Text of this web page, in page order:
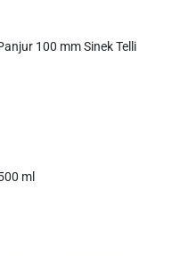
100 mm Sinek Telli
ml